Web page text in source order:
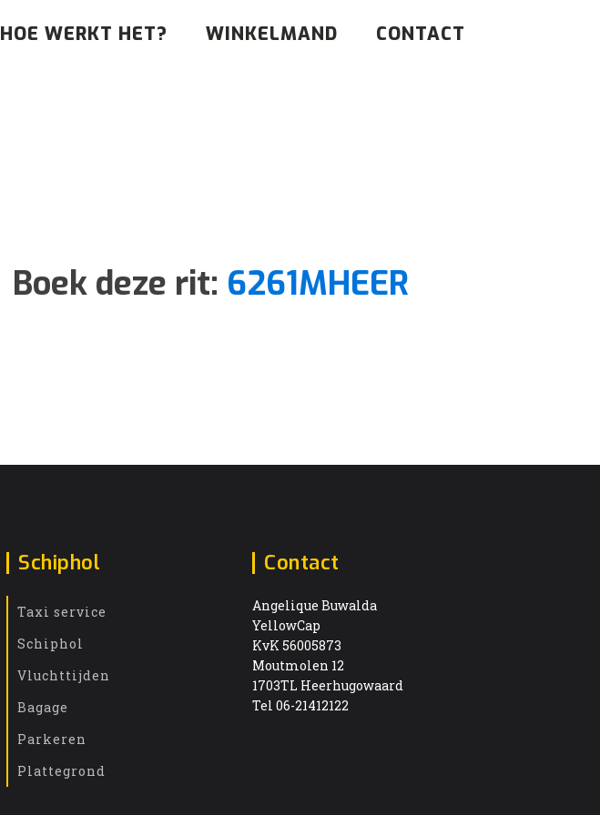
HOE WERKT HET? WINKELMAND CONTACT
Boek deze rit: 6261MHEER
Schiphol
Taxi service
Schiphol
Vluchttijden
Bagage
Parkeren
Plattegrond
Contact
Angelique Buwalda
YellowCap
KvK 56005873
Moutmolen 12
1703TL Heerhugowaard
Tel 06-21412122